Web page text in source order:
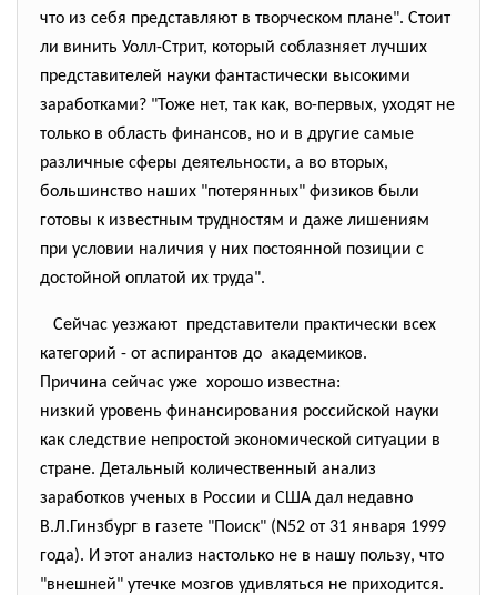
что из себя представляют в творческом плане". Стоит
ли винить Уолл-Стрит, который соблазняет лучших
представителей науки фантастически высокими
заработками? "Тоже нет, так как, во-первых, уходят не
только в область финансов, но и в другие самые
различные сферы деятельности, а во вторых,
большинство наших "потерянных" физиков были
готовы к известным трудностям и даже лишениям
при условии наличия у них постоянной позиции с
достойной оплатой их труда".
Сейчас уезжают представители практически всех
категорий - от аспирантов до академиков.
Причина сейчас уже хорошо известна:
низкий уровень финансирования российской науки
как следствие непростой экономической ситуации в
стране. Детальный количественный анализ
заработков ученых в России и США дал недавно
В.Л.Гинзбург в газете "Поиск" (N52 от 31 января 1999
года). И этот анализ настолько не в нашу пользу, что
"внешней" утечке мозгов удивляться не приходится.